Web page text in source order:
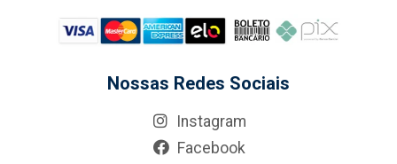
Nossas Redes Sociais
Instagram
Facebook